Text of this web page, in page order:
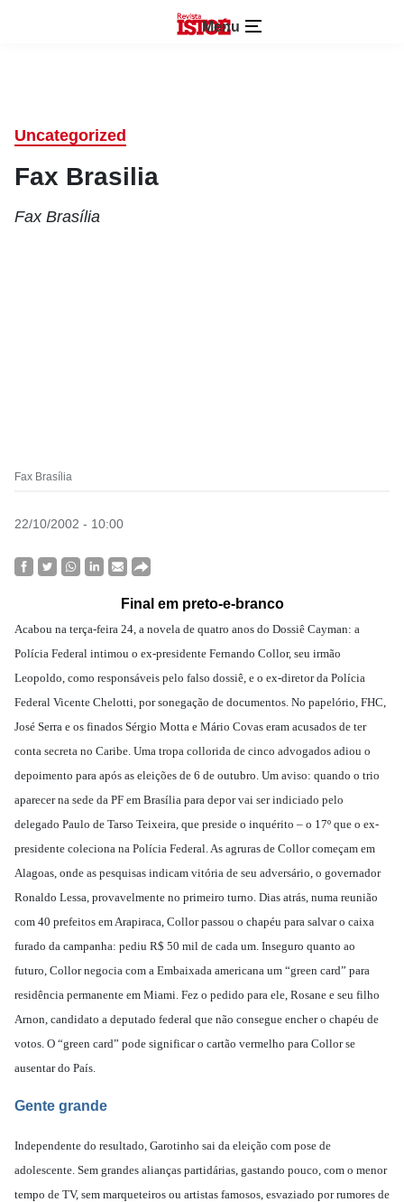
Menu
Uncategorized
Fax Brasilia
Fax Brasília
Fax Brasília
22/10/2002 - 10:00
Final em preto-e-branco
Acabou na terça-feira 24, a novela de quatro anos do Dossiê Cayman: a
Polícia Federal intimou o ex-presidente Fernando Collor, seu irmão
Leopoldo, como responsáveis pelo falso dossiê, e o ex-diretor da Polícia
Federal Vicente Chelotti, por sonegação de documentos. No papelório, FHC,
José Serra e os finados Sérgio Motta e Mário Covas eram acusados de ter
conta secreta no Caribe. Uma tropa collorida de cinco advogados adiou o
depoimento para após as eleições de 6 de outubro. Um aviso: quando o trio
aparecer na sede da PF em Brasília para depor vai ser indiciado pelo
delegado Paulo de Tarso Teixeira, que preside o inquérito – o 17º que o ex-
presidente coleciona na Polícia Federal. As agruras de Collor começam em
Alagoas, onde as pesquisas indicam vitória de seu adversário, o governador
Ronaldo Lessa, provavelmente no primeiro turno. Dias atrás, numa reunião
com 40 prefeitos em Arapiraca, Collor passou o chapéu para salvar o caixa
furado da campanha: pediu R$ 50 mil de cada um. Inseguro quanto ao
futuro, Collor negocia com a Embaixada americana um “green card” para
residência permanente em Miami. Fez o pedido para ele, Rosane e seu filho
Arnon, candidato a deputado federal que não consegue encher o chapéu de
votos. O “green card” pode significar o cartão vermelho para Collor se
ausentar do País.
Gente grande
Independente do resultado, Garotinho sai da eleição com pose de
adolescente. Sem grandes alianças partidárias, gastando pouco, com o menor
tempo de TV, sem marqueteiros ou artistas famosos, esvaziado por rumores de